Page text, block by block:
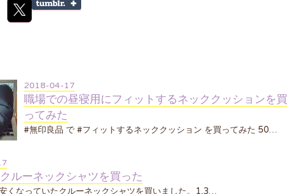
2018-04-17
職場での昼寝用にフィットするネッククッションを買
ってみた
#無印良品 で #フィットするネッククッション を買ってみた 50…
ルーネックシャツを買った
くなっていたクルーネックシャツを買いました。1,3…